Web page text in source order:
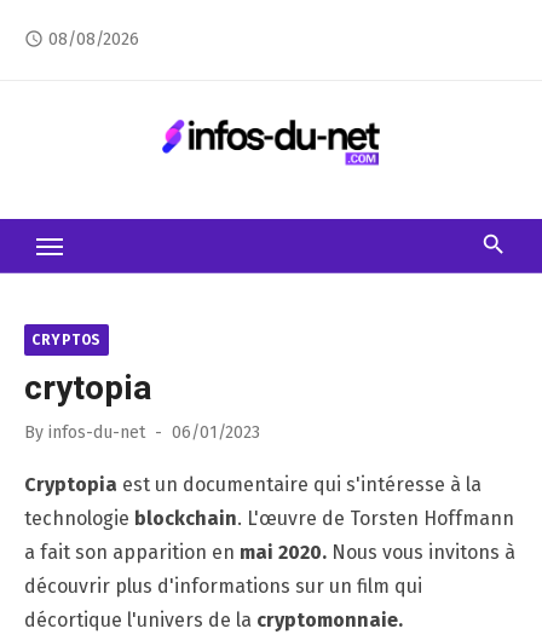
access_time 08/08/2026
CRYPTOS
crytopia
By infos-du-net
Posted
06/01/2023
Cryptopia est un documentaire qui s'intéresse à la
technologie blockchain. L'œuvre de Torsten Hoffmann
a fait son apparition en mai 2020. Nous vous invitons à
découvrir plus d'informations sur un film qui
décortique l'univers de la cryptomonnaie.